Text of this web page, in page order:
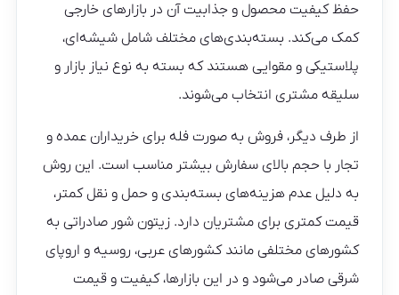
حفظ کیفیت محصول و جذابیت آن در بازارهای خارجی
کمک می‌کند. بسته‌بندی‌های مختلف شامل شیشه‌ای،
پلاستیکی و مقوایی هستند که بسته به نوع نیاز بازار و
سلیقه مشتری انتخاب می‌شوند.
از طرف دیگر، فروش به صورت فله برای خریداران عمده و
تجار با حجم بالای سفارش بیشتر مناسب است. این روش
به دلیل عدم هزینه‌های بسته‌بندی و حمل و نقل کمتر،
قیمت کمتری برای مشتریان دارد. زیتون شور صادراتی به
کشورهای مختلفی مانند کشورهای عربی، روسیه و اروپای
شرقی صادر می‌شود و در این بازارها، کیفیت و قیمت